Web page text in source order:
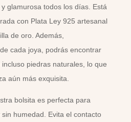
glamurosa todos los días. Está
con Plata Ley 925 artesanal
de oro. Además,
cada joya, podrás encontrar
piedras naturales, lo que
aún más exquisita.
bolsita es perfecta para
humedad. Evita el contacto